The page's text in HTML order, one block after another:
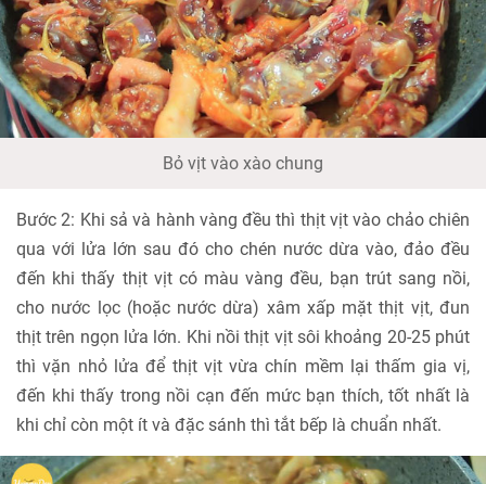
Bỏ vịt vào xào chung
Bước 2: Khi sả và hành vàng đều thì thịt vịt vào chảo chiên
qua với lửa lớn sau đó cho chén nước dừa vào, đảo đều
đến khi thấy thịt vịt có màu vàng đều, bạn trút sang nồi,
cho nước lọc (hoặc nước dừa) xâm xấp mặt thịt vịt, đun
thịt trên ngọn lửa lớn. Khi nồi thịt vịt sôi khoảng 20-25 phút
thì vặn nhỏ lửa để thịt vịt vừa chín mềm lại thấm gia vị,
đến khi thấy trong nồi cạn đến mức bạn thích, tốt nhất là
khi chỉ còn một ít và đặc sánh thì tắt bếp là chuẩn nhất.